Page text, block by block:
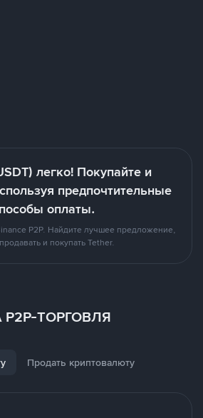
легко! Покупайте и
предпочтительные
оплаты.
P2P. Найдите лучшее предложение,
и покупать Tether.
ТОРГОВЛЯ
Продать криптовалюту